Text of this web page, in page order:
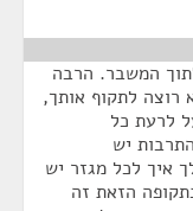
המשבר. הרבה
רוצה לתקוף אותך,
לרעת כל
יש
איך לכל מגזר יש
הזאת זה